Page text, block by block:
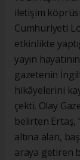
iletişim
Cumhuriyeti
etkinlikte
yayın
gazetenin
hikâyelerini
çekti. Olay
belirten Ertaş,
altına alan,
araya getiren